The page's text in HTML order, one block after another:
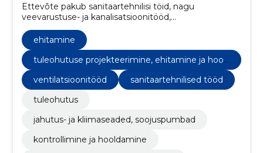
Ettevõte pakub sanitaartehnilisi töid, nagu
veevarustuse- ja kanalisatsioonitööd,
ventilatsioonitööd, soojuspumpade ja
konditsioneeride paigaldust ning sprinkler- ja
tuletõrjevoolikusüsteemide projekteerimist ja
paigaldust
ehitamine
tuleohutuse projekteerimine, ehitamine ja hool
ventilatsioonitööd
sanitaartehnilised tööd
tuleohutus
jahutus- ja kliimaseaded, soojuspumbad
kontrollimine ja hooldamine